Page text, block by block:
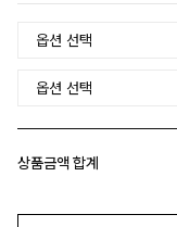
상품금액 합계